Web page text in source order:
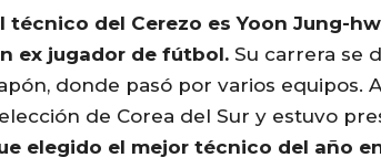
técnico del Cerezo es Yoon Jung-
ex jugador de fútbol. Su carrera se
donde pasó por varios equipos.
de Corea del Sur y estuvo
elegido el mejor técnico del año